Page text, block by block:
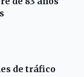
de tráfico